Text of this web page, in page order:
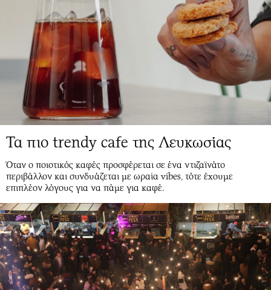
Τα πιο trendy cafe της Λευκωσίας
Όταν ο ποιοτικός καφές προσφέρεται σε ένα ντιζαϊνάτο
περιβάλλον και συνδυάζεται με ωραία vibes, τότε έχουμε
επιπλέον λόγους για να πάμε για καφέ.